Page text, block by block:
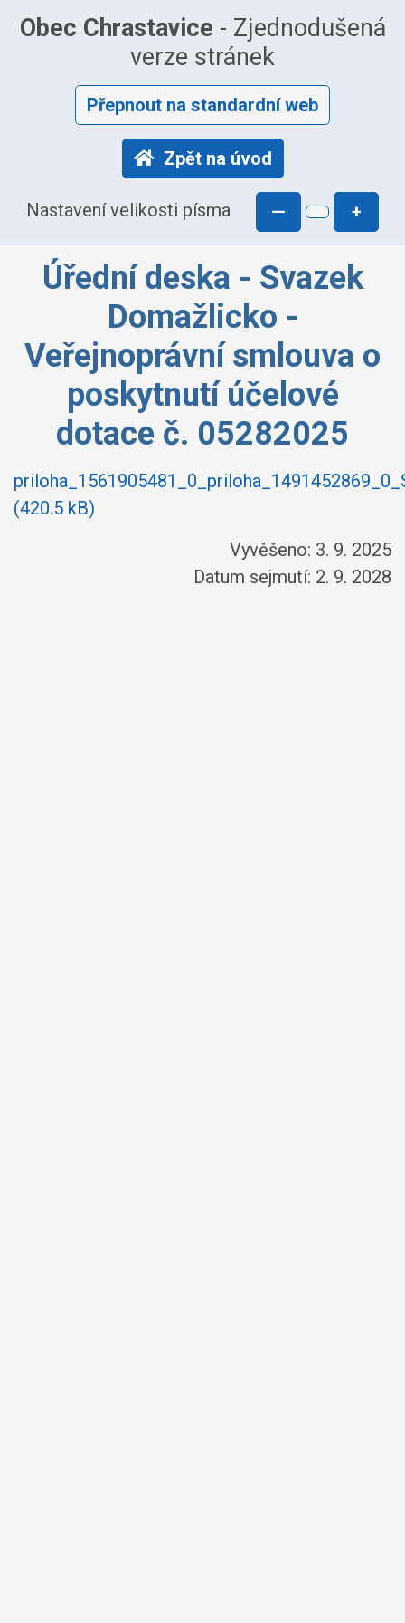
Obec Chrastavice - Zjednodušená
verze stránek
Přepnout na standardní web
Zpět na úvod
Nastavení velikosti písma — +
Úřední deska - Svazek
Domažlicko -
Veřejnoprávní smlouva o
poskytnutí účelové
dotace č. 05282025
(420.5 kB)
Vyvěšeno: 3. 9. 2025
Datum sejmutí: 2. 9. 2028